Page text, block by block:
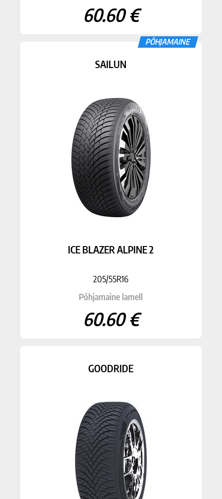
60.60 €
PÕHJAMAINE
SAILUN
ICE BLAZER ALPINE 2
205/55R16
Põhjamaine lamell
60.60 €
GOODRIDE